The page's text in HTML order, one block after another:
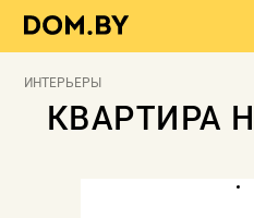
ИНТЕРЬЕРЫ
КВАРТИРА